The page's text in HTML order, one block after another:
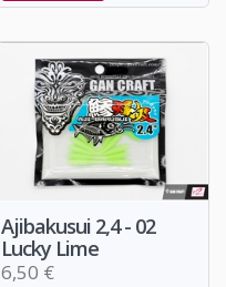
Ajibakusui 2,4 - 02
Lucky Lime
6,50 €